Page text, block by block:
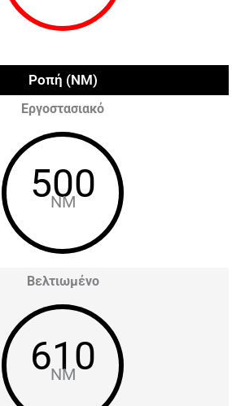
Ροπή (NM)
Εργοστασιακό
500
NM
Βελτιωμένο
610
NM